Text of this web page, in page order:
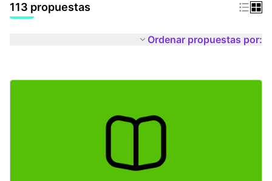
113 propuestas
Ordenar propuestas por: